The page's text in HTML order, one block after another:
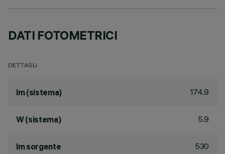
DATI FOTOMETRICI
DETTAGLI
lm (sistema) 174.9
W (sistema) 5.9
lm sorgente 530